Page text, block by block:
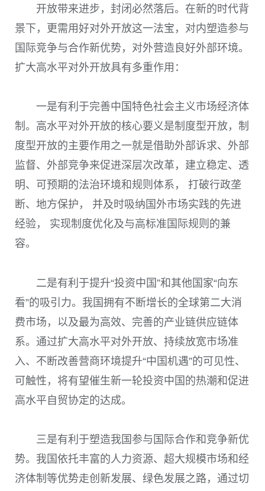
开放带来进步，封闭必然落后。在新的时代背
景下，更需用好对外开放这一法宝，对内塑造参与
国际竞争与合作新优势，对外营造良好外部环境。
扩大高水平对外开放具有多重作用：
一是有利于完善中国特色社会主义市场经济体
制。高水平对外开放的核心要义是制度型开放，制
度型开放的主要作用之一就是借助外部诉求、外部
监督、外部竞争来促进深层次改革，建立稳定、透
明、可预期的法治环境和规则体系， 打破行政垄
断、地方保护， 并及时吸纳国外市场实践的先进
经验， 实现制度优化及与高标准国际规则的兼
容。
二是有利于提升“投资中国”和其他国家“向东
看”的吸引力。我国拥有不断增长的全球第二大消
费市场，以及最为高效、完善的产业链供应链体
系。通过扩大高水平对外开放、持续放宽市场准
入、不断改善营商环境提升“中国机遇”的可见性、
可触性，将有望催生新一轮投资中国的热潮和促进
高水平自贸协定的达成。
三是有利于塑造我国参与国际合作和竞争新优
势。我国依托丰富的人力资源、超大规模市场和经
济体制等优势走创新发展、绿色发展之路，通过切